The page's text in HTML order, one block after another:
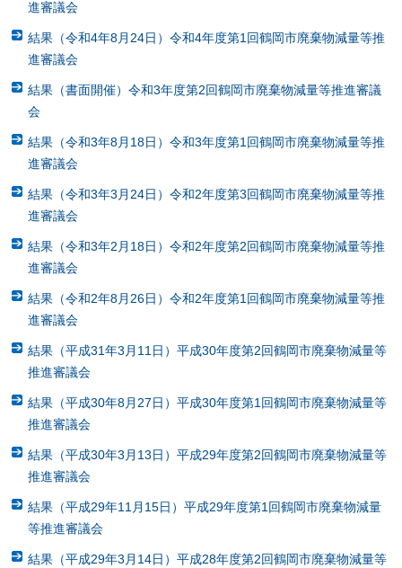
進審議会
結果（令和4年8月24日）令和4年度第1回鶴岡市廃棄物減量等推
進審議会
結果（書面開催）令和3年度第2回鶴岡市廃棄物減量等推進審議
会
結果（令和3年8月18日）令和3年度第1回鶴岡市廃棄物減量等推
進審議会
結果（令和3年3月24日）令和2年度第3回鶴岡市廃棄物減量等推
進審議会
結果（令和3年2月18日）令和2年度第2回鶴岡市廃棄物減量等推
進審議会
結果（令和2年8月26日）令和2年度第1回鶴岡市廃棄物減量等推
進審議会
結果（平成31年3月11日）平成30年度第2回鶴岡市廃棄物減量等
推進審議会
結果（平成30年8月27日）平成30年度第1回鶴岡市廃棄物減量等
推進審議会
結果（平成30年3月13日）平成29年度第2回鶴岡市廃棄物減量等
推進審議会
結果（平成29年11月15日）平成29年度第1回鶴岡市廃棄物減量
等推進審議会
結果（平成29年3月14日）平成28年度第2回鶴岡市廃棄物減量等